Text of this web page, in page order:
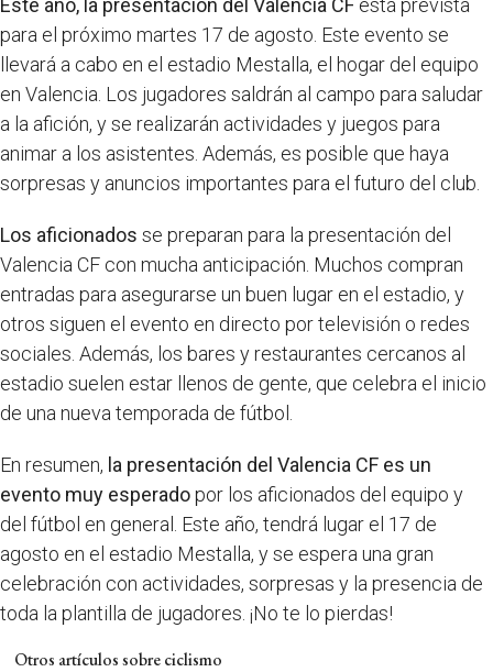
para el próximo martes 17 de agosto. Este evento se
llevará a cabo en el estadio Mestalla, el hogar del equipo
en Valencia. Los jugadores saldrán al campo para saludar
a la afición, y se realizarán actividades y juegos para
animar a los asistentes. Además, es posible que haya
sorpresas y anuncios importantes para el futuro del club.
Los aficionados se preparan para la presentación del
Valencia CF con mucha anticipación. Muchos compran
entradas para asegurarse un buen lugar en el estadio, y
otros siguen el evento en directo por televisión o redes
sociales. Además, los bares y restaurantes cercanos al
estadio suelen estar llenos de gente, que celebra el inicio
de una nueva temporada de fútbol.
En resumen, la presentación del Valencia CF es un
evento muy esperadopor los aficionados del equipo y
del fútbol en general. Este año, tendrá lugar el 17 de
agosto en el estadio Mestalla, y se espera una gran
celebración con actividades, sorpresas y la presencia de
toda la plantilla de jugadores. ¡No te lo pierdas!
Otros artículos sobre ciclismo